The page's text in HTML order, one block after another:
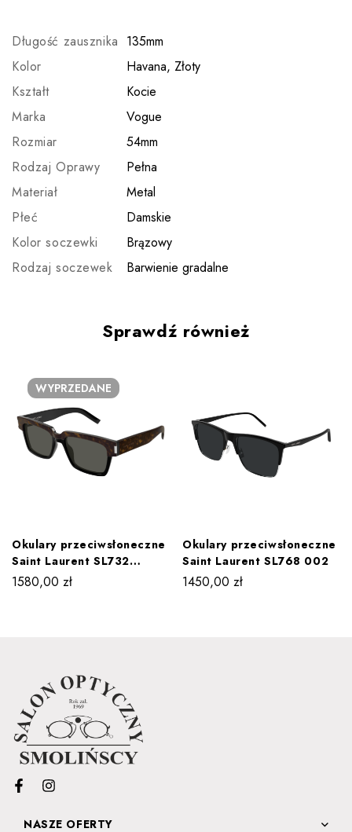
Długość zausznika 135mm
Kolor
Havana, Złoty
Kształt
Kocie
Marka
Vogue
Rozmiar
54mm
Rodzaj Oprawy
Pełna
Materiał
Metal
Płeć
Damskie
Kolor soczewki
Brązowy
Rodzaj soczewek
Barwienie gradalne
Sprawdź również
WYPRZEDANE
Okulary przeciwsłoneczne
Saint Laurent SL732
WADIM 003
1580,00 zł
Okulary przeciwsłoneczne
Saint Laurent SL768 002
1450,00 zł
NASZE OFERTY